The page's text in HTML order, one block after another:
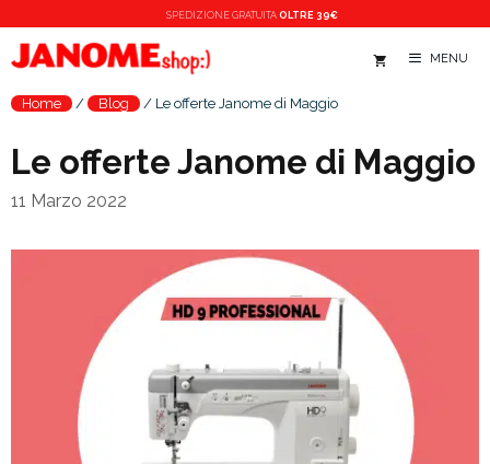
SPEDIZIONE GRATUITA OLTRE 39€
MENU
Home / Blog / Le offerte Janome di Maggio
Le offerte Janome di Maggio
11 Marzo 2022